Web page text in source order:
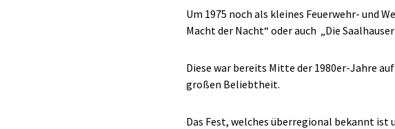
Um 1975 noch als kleines Feuerwehr- und
Macht der Nacht“ oder auch „Die
Diese war bereits Mitte der 1980er-Jahre
großen Beliebtheit.
Das Fest, welches überregional bekannt ist